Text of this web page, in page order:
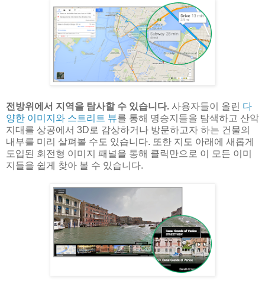
전방위에서 지역을 탐사할 수 있습니다. 사용자들이 올린 다
양한 이미지와 스트리트 뷰를 통해 명승지들을 탐색하고 산악
지대를 상공에서 3D로 감상하거나 방문하고자 하는 건물의
내부를 미리 살펴볼 수도 있습니다. 또한 지도 아래에 새롭게
도입된 회전형 이미지 패널을 통해 클릭만으로 이 모든 이미
지들을 쉽게 찾아 볼 수 있습니다.